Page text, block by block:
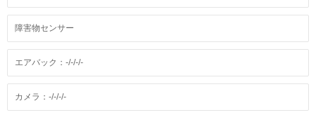
障害物センサー
エアバック：-/-/-/-
カメラ：-/-/-/-